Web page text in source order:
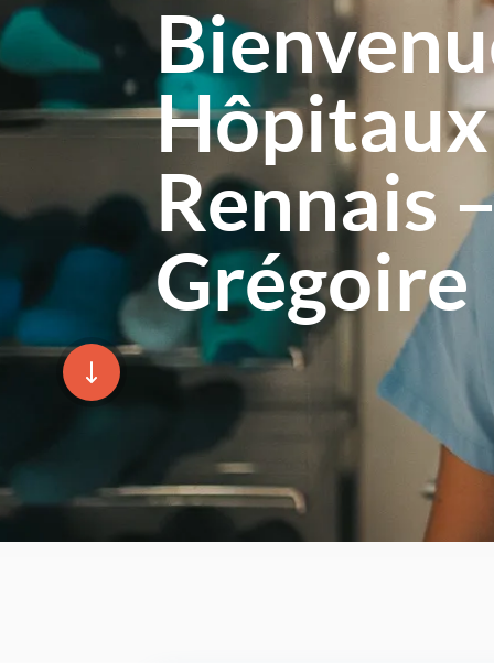
Rennais
Grégoire